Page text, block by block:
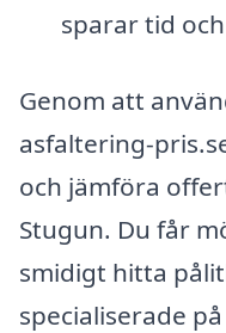
sparar tid
Genom att
asfaltering-
och jämföra
Stugun. Du får
smidigt hitta
specialiserade